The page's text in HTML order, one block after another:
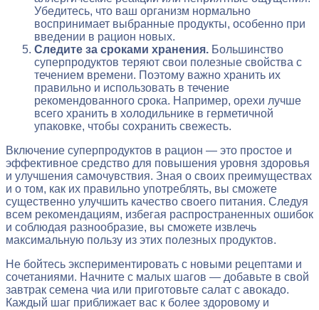
Убедитесь, что ваш организм нормально
воспринимает выбранные продукты, особенно при
введении в рацион новых.
Следите за сроками хранения. Большинство
суперпродуктов теряют свои полезные свойства с
течением времени. Поэтому важно хранить их
правильно и использовать в течение
рекомендованного срока. Например, орехи лучше
всего хранить в холодильнике в герметичной
упаковке, чтобы сохранить свежесть.
Включение суперпродуктов в рацион — это простое и
эффективное средство для повышения уровня здоровья
и улучшения самочувствия. Зная о своих преимуществах
и о том, как их правильно употреблять, вы сможете
существенно улучшить качество своего питания. Следуя
всем рекомендациям, избегая распространенных ошибок
и соблюдая разнообразие, вы сможете извлечь
максимальную пользу из этих полезных продуктов.
Не бойтесь экспериментировать с новыми рецептами и
сочетаниями. Начните с малых шагов — добавьте в свой
завтрак семена чиа или приготовьте салат с авокадо.
Каждый шаг приближает вас к более здоровому и